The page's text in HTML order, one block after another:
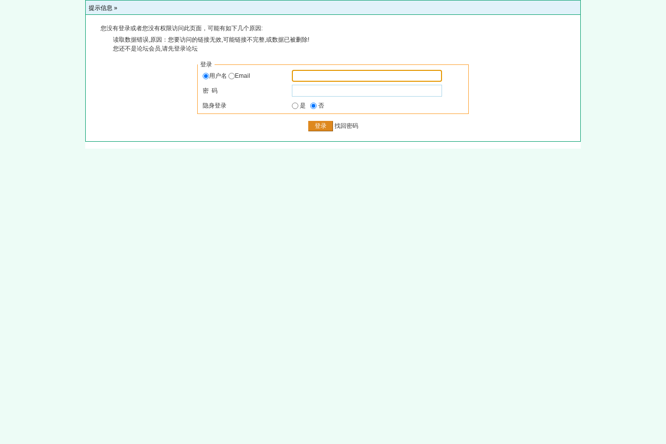
提示信息 »
您没有登录或者您没有权限访问此页面，可能有如下几个原因:
读取数据错误,原因：您要访问的链接无效,可能链接不完整,或数据已被删除!
您还不是论坛会员,请先登录论坛
登录
用户名
Email
密 码
隐身登录 是 否
找回密码